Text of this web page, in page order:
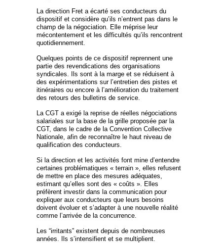
La direction Fret a écarté ses conducteurs du
dispositif et considère qu’ils n’entrent pas dans le
champ de la négociation. Elle méprise leur
mécontentement et les difficultés qu’ils rencontrent
quotidiennement.
Quelques points de ce dispositif reprennent une
partie des revendications des organisations
syndicales. Ils sont à la marge et se réduisent à
des expérimentations sur l’entretien des pistes et
itinéraires ou encore à l’amélioration du traitement
des retours des bulletins de service.
La CGT a exigé la reprise de réelles négociations
salariales sur la base de la grille proposée par la
CGT, dans le cadre de la Convention Collective
Nationale, afin de reconnaître le haut niveau de
qualification des conducteurs.
Si la direction et les activités font mine d’entendre
certaines problématiques « terrain », elles refusent
de mettre en place des mesures adéquates,
estimant qu’elles sont des « coûts ». Elles
préfèrent investir dans la communication pour
expliquer aux conducteurs que leurs besoins
doivent évoluer et s’adapter à une nouvelle réalité
comme l’arrivée de la concurrence.
Les “irritants” existent depuis de nombreuses
années. Ils s’intensifient et se multiplient.